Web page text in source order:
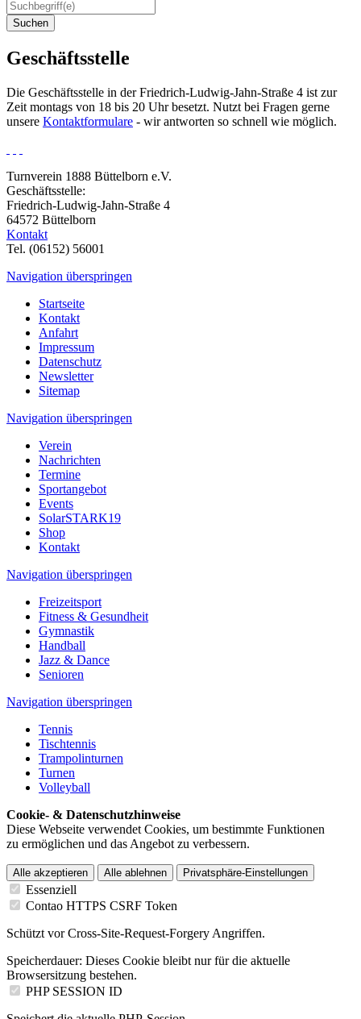
Suchen
Geschäftsstelle
Die Geschäftsstelle in der Friedrich-Ludwig-Jahn-Straße 4 ist zur
Zeit montags von 18 bis 20 Uhr besetzt. Nutzt bei Fragen gerne
unsere Kontaktformulare - wir antworten so schnell wie möglich.
Turnverein 1888 Büttelborn e.V.
Geschäftsstelle:
Friedrich-Ludwig-Jahn-Straße 4
64572 Büttelborn
Kontakt
Tel. (06152) 56001
Navigation überspringen
Startseite
Kontakt
Anfahrt
Impressum
Datenschutz
Newsletter
Sitemap
Navigation überspringen
Verein
Nachrichten
Termine
Sportangebot
Events
SolarSTARK19
Shop
Kontakt
Navigation überspringen
Freizeitsport
Fitness & Gesundheit
Gymnastik
Handball
Jazz & Dance
Senioren
Navigation überspringen
Tennis
Tischtennis
Trampolinturnen
Turnen
Volleyball
Cookie- & Datenschutzhinweise
Diese Webseite verwendet Cookies, um bestimmte Funktionen
zu ermöglichen und das Angebot zu verbessern.
Alle akzeptieren Alle ablehnen Privatsphäre-Einstellungen
Essenziell
Contao HTTPS CSRF Token
Schützt vor Cross-Site-Request-Forgery Angriffen.
Speicherdauer: Dieses Cookie bleibt nur für die aktuelle
Browsersitzung bestehen.
PHP SESSION ID